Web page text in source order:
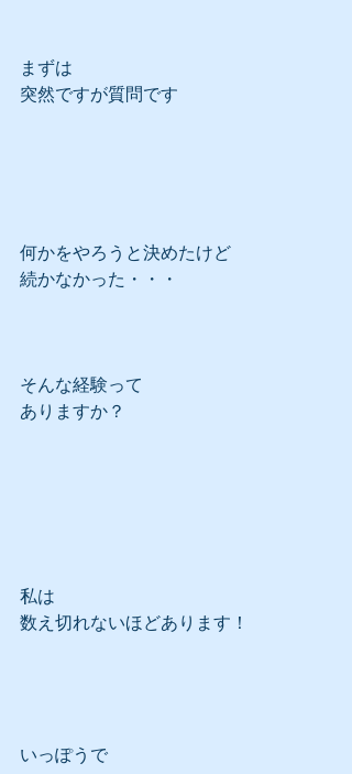
まずは
突然ですが質問です
何かをやろうと決めたけど
続かなかった・・・
そんな経験って
ありますか？
私は
数え切れないほどあります！
いっぽうで